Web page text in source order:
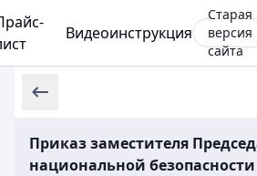
Видеоинструкция
Старая
версия
сайта
Приказ заместителя
национальной